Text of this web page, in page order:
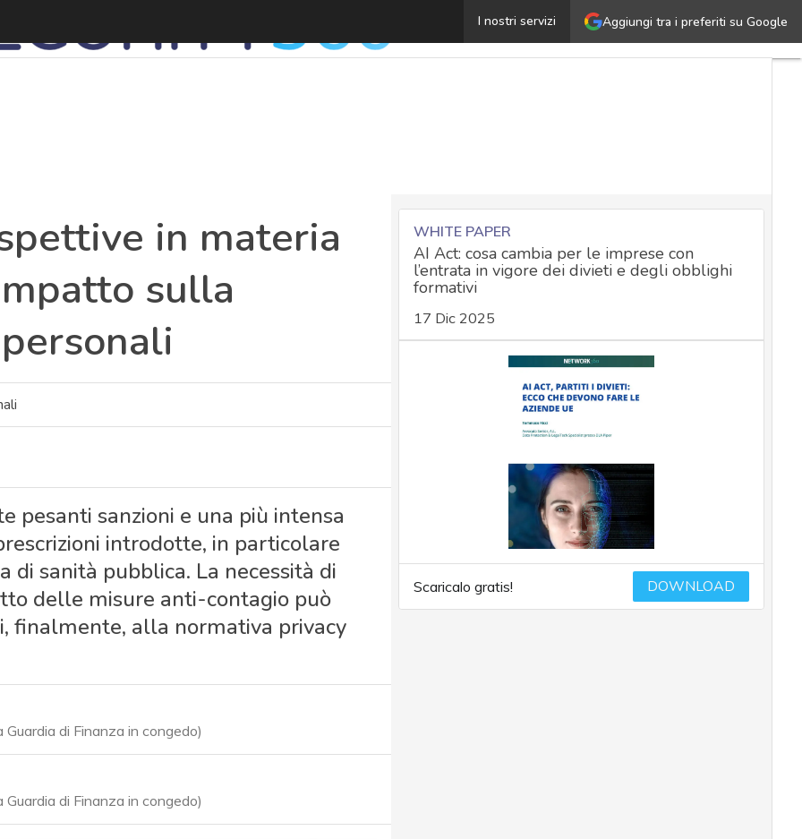
Aggiungi tra i preferiti su Google
I nostri servizi
Sanzioni e attività ispettive in materia di sanità
in materia
sulla
pesanti sanzioni e una più intensa
introdotte, in particolare
sanità pubblica. La necessità di
delle misure anti-contagio può
finalmente, alla normativa privacy
di Finanza in congedo)
di Finanza in congedo)
WHITE PAPER
AI Act: cosa cambia per le imprese con
l’entrata in vigore dei divieti e degli obblighi
formativi
17 Dic 2025
Scaricalo gratis! DOWNLOAD